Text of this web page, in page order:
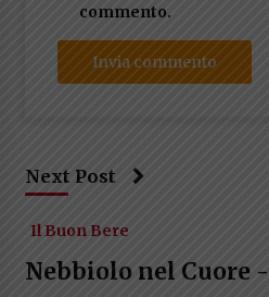
commento.
Next Post
Il Buon Bere
Nebbiolo nel Cuore